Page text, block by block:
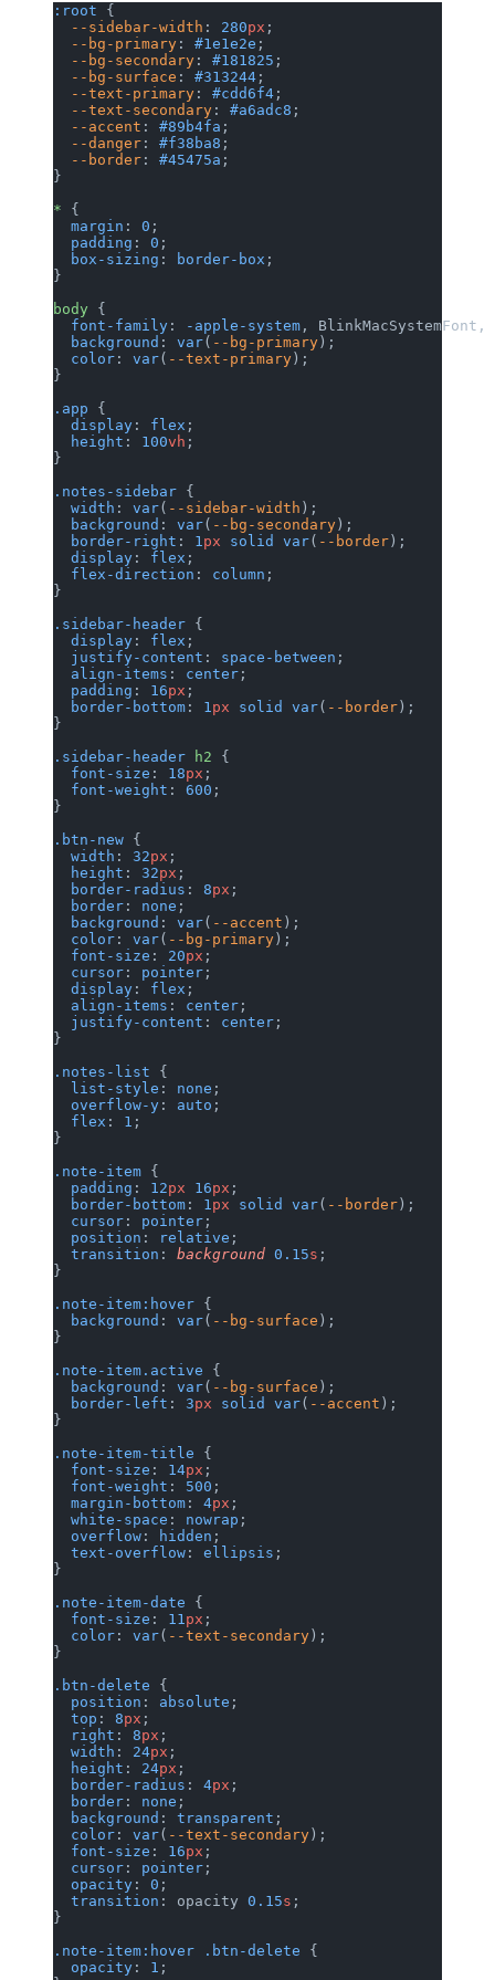
:root {
  --sidebar-width
: 280px
  --bg-primary
: #1e1e2e
  --bg-secondary
: #181825
  --bg-surface
: #313244
  --text-primary
: #cdd6f4
  --text-secondary
: #a6adc8
  --accent
: #89b4fa
  --danger
: #f38ba8
  --border
: #45475a
{
  margin
: 0
  padding
: 0
  box-sizing
: border-box
body {
  font-family
: -apple-system
,
  background
: var ( --bg-primary );
  color
: var ( --text-primary );
.app {
  display
: flex
  height
: 100 vh
.notes-sidebar {
  width
: var ( --sidebar-width );
  background
: var ( --bg-secondary );
  border-right
: 1px solid var ( --border );
  display
: flex
  flex-direction
: column
.sidebar-header {
  display
: flex
  justify-content
: space-between
  align-items
: center
  padding
: 16px
  border-bottom
: 1px solid var ( --border );
.sidebar-header
h2 {
  font-size
: 18px
  font-weight
: 600
.btn-new {
  width
: 32px
  height
: 32px
  border-radius
: 8px
  border
: none
  background
: var ( --accent );
  color
: var ( --bg-primary );
  font-size
: 20px
  cursor
: pointer
  display
: flex
  align-items
: center
  justify-content
: center
.notes-list {
  list-style
: none
  overflow-y
: auto
  flex
: 1
.note-item {
  padding
: 12px 16px
  border-bottom
: 1px solid var ( --border );
  cursor
: pointer
  position
: relative
  transition
: background 0.15 s
.note-item:hover {
  background
: var ( --bg-surface );
.note-item.active {
  background
: var ( --bg-surface );
  border-left
: 3px solid var ( --accent );
.note-item-title {
  font-size
: 14px
  font-weight
: 500
  margin-bottom
: 4px
  white-space
: nowrap
  overflow
: hidden
  text-overflow
: ellipsis
.note-item-date {
  font-size
: 11px
  color
: var ( --text-secondary );
.btn-delete {
  position
: absolute
  top
: 8px
  right
: 8px
  width
: 24px
  height
: 24px
  border-radius
: 4px
  border
: none
  background
: transparent
  color
: var ( --text-secondary );
  font-size
: 16px
  cursor
: pointer
  opacity
: 0
  transition
: opacity 0.15 s
.note-item:hover
.btn-delete {
  opacity
: 1